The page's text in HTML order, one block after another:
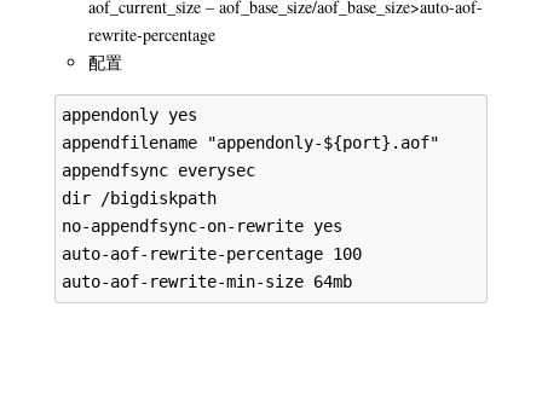
aof_current_size – aof_base_size/aof_base_size>auto-aof-
rewrite-percentage
配置
appendonly yes
appendfilename "appendonly-${port}.aof"
appendfsync everysec
dir /bigdiskpath
no-appendfsync-on-rewrite yes
auto-aof-rewrite-percentage 100
auto-aof-rewrite-min-size 64mb